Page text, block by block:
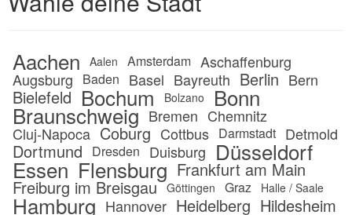
Aachen Aalen Amsterdam Aschaffenburg
Augsburg
Baden Basel Bayreuth Berlin Bern
Bielefeld Bochum Bolzano Bonn
Braunschweig Bremen Chemnitz
Cluj-Napoca Coburg Cottbus Darmstadt Detmold
Dortmund Dresden Duisburg Düsseldorf
Essen Flensburg Frankfurt am Main
Freiburg im Breisgau Göttingen Graz Halle / Saale
Hamburg Hannover Heidelberg Hildesheim